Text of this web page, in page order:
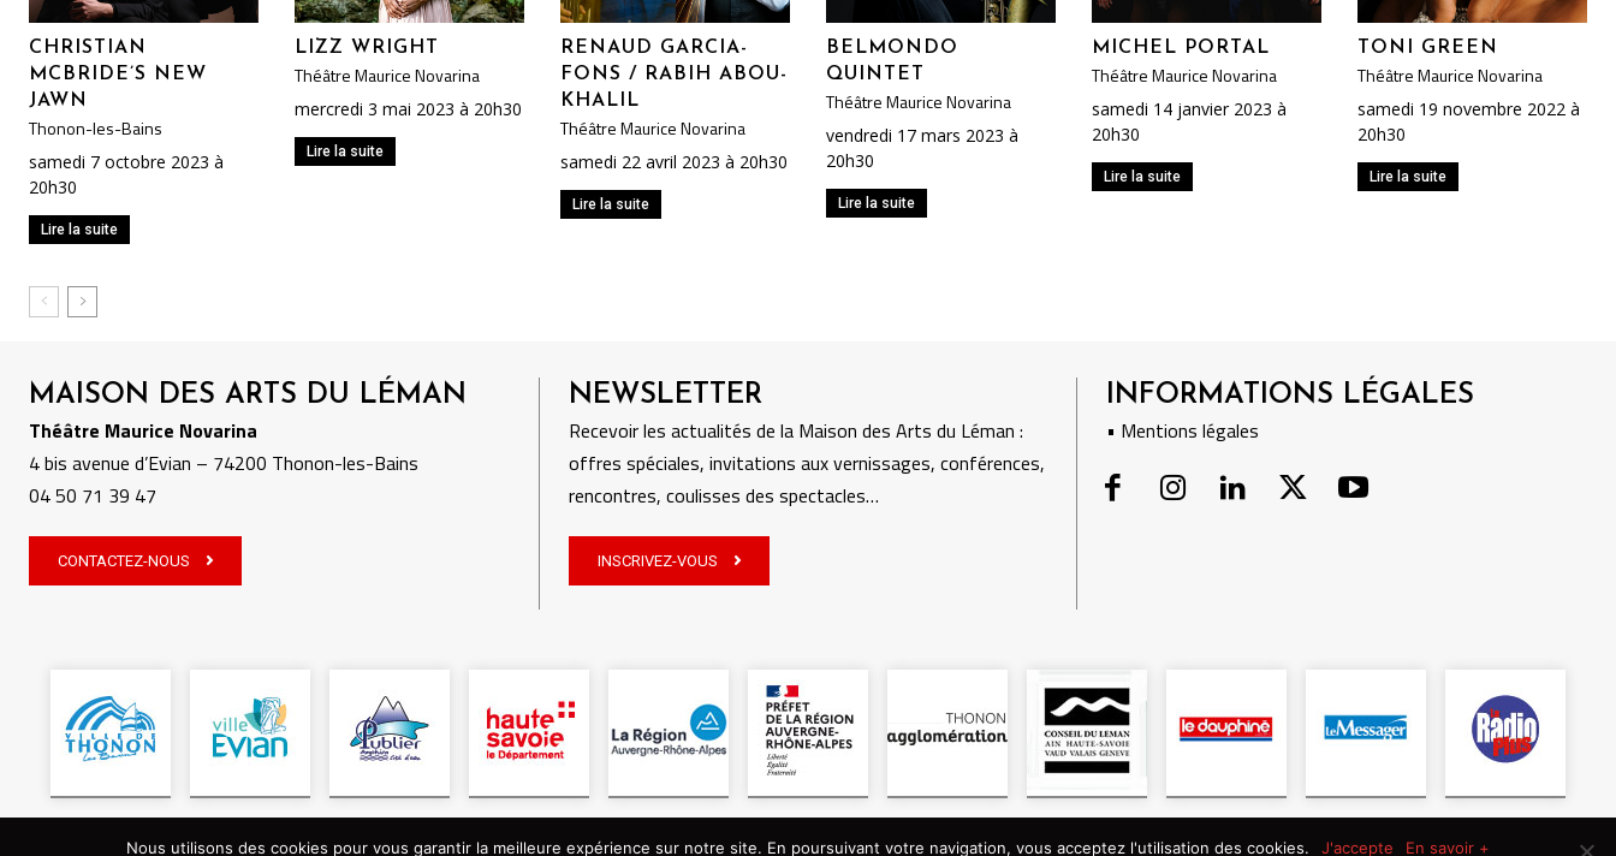
CHRISTIAN
MCBRIDE’S NEW
JAWN
Thonon-les-Bains
samedi 7 octobre 2023 à
20h30
Lire la suite
LIZZ WRIGHT
Théâtre Maurice Novarina
mercredi 3 mai 2023 à 20h30
Lire la suite
RENAUD GARCIA-
FONS / RABIH ABOU-
KHALIL
Théâtre Maurice Novarina
samedi 22 avril 2023 à 20h30
Lire la suite
BELMONDO
QUINTET
Théâtre Maurice Novarina
vendredi 17 mars 2023 à
20h30
Lire la suite
MICHEL PORTAL
Théâtre Maurice Novarina
samedi 14 janvier 2023 à
20h30
Lire la suite
TONI GREEN
Théâtre Maurice Novarina
samedi 19 novembre 2022 à
20h30
Lire la suite
MAISON DES ARTS DU LÉMAN
Théâtre Maurice Novarina
4 bis avenue d’Evian – 74200 Thonon-les-Bains
04 50 71 39 47
CONTACTEZ-NOUS
NEWSLETTER
Recevoir les actualités de la Maison des Arts du Léman :
offres spéciales, invitations aux vernissages, conférences,
rencontres, coulisses des spectacles…
INSCRIVEZ-VOUS
INFORMATIONS LÉGALES
• Mentions légales
© Maison des Arts du Léman, tous droits réservés
Nous utilisons des cookies pour vous garantir la meilleure expérience sur notre site. En poursuivant votre navigation, vous acceptez l'utilisation des cookies. J'accepte En savoir +